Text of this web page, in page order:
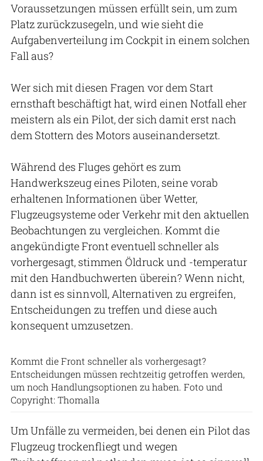
Voraussetzungen müssen erfüllt sein, um zum
Platz zurückzusegeln, und wie sieht die
Aufgabenverteilung im Cockpit in einem solchen
Fall aus?
Wer sich mit diesen Fragen vor dem Start
ernsthaft beschäftigt hat, wird einen Notfall eher
meistern als ein Pilot, der sich damit erst nach
dem Stottern des Motors auseinandersetzt.
Während des Fluges gehört es zum
Handwerkszeug eines Piloten, seine vorab
erhaltenen Informationen über Wetter,
Flugzeugsysteme oder Verkehr mit den aktuellen
Beobachtungen zu vergleichen. Kommt die
angekündigte Front eventuell schneller als
vorhergesagt, stimmen Öldruck und -temperatur
mit den Handbuchwerten überein? Wenn nicht,
dann ist es sinnvoll, Alternativen zu ergreifen,
Entscheidungen zu treffen und diese auch
konsequent umzusetzen.
Kommt die Front schneller als vorhergesagt?
Entscheidungen müssen rechtzeitig getroffen werden,
um noch Handlungsoptionen zu haben. Foto und
Copyright: Thomalla
Um Unfälle zu vermeiden, bei denen ein Pilot das
Flugzeug trockenfliegt und wegen